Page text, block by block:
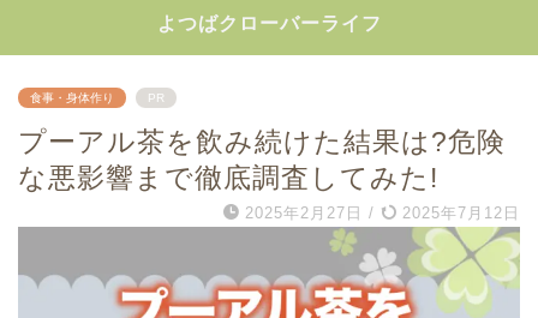
よつばクローバーライフ
食事・身体作り PR
プーアル茶を飲み続けた結果は?危険
な悪影響まで徹底調査してみた!
2025年2月27日 / 2025年7月12日